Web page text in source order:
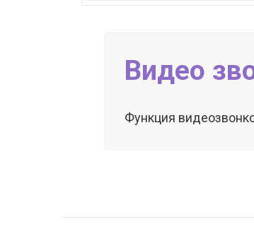
Видео
Функция